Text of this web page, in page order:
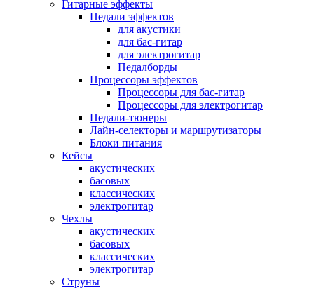
Гитарные эффекты
Педали эффектов
для акустики
для бас-гитар
для электрогитар
Педалборды
Процессоры эффектов
Процессоры для бас-гитар
Процессоры для электрогитар
Педали-тюнеры
Лайн-селекторы и маршрутизаторы
Блоки питания
Кейсы
акустических
басовых
классических
электрогитар
Чехлы
акустических
басовых
классических
электрогитар
Струны